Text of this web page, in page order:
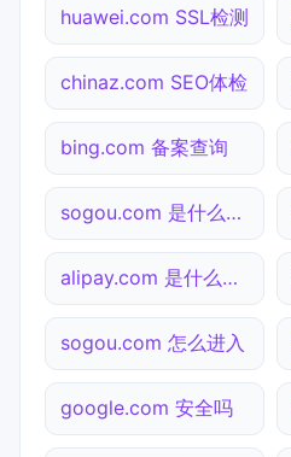
huawei.com SSL检测
chinaz.com SEO体检
bing.com 备案查询
sogou.com 是什么网站
alipay.com 是什么网站
sogou.com 怎么进入
google.com 安全吗